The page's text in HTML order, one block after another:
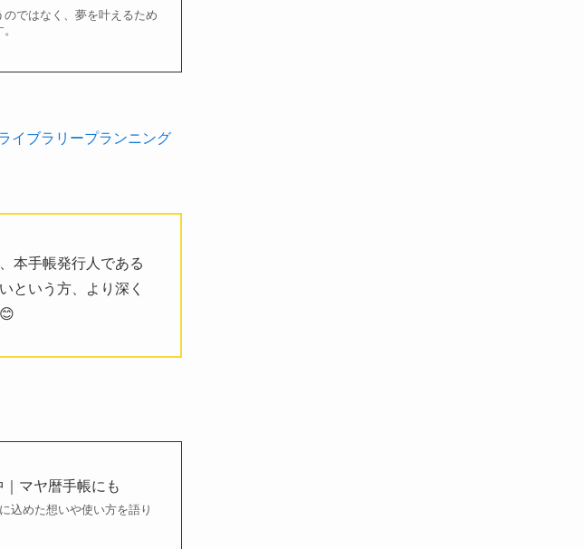
ではなく、夢を叶えるため
イブラリープランニング
本手帳発行人である
という方、より深く
｜マヤ暦手帳にも
込めた想いや使い方を語り